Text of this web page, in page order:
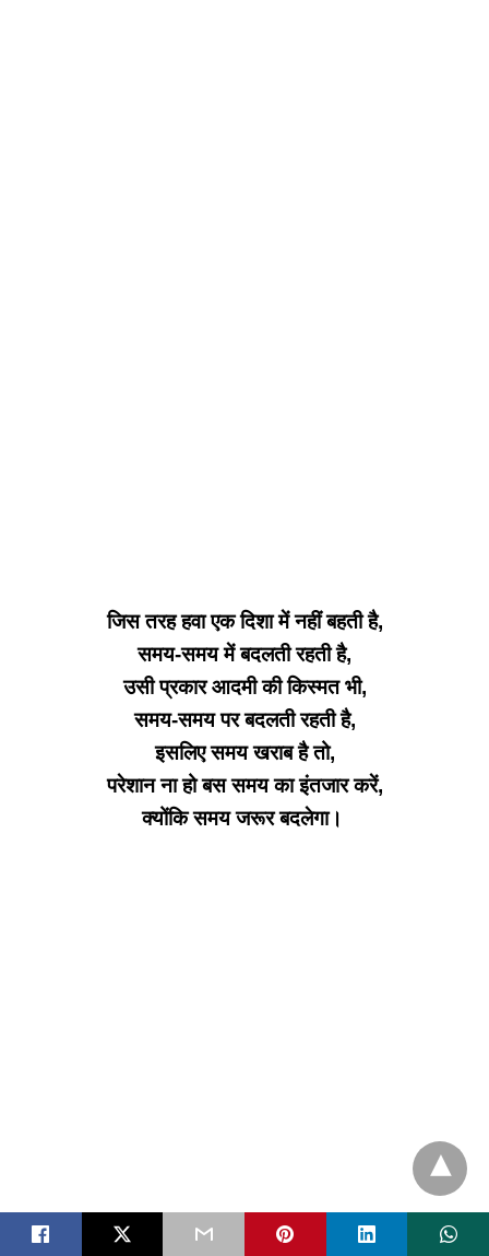
जिस तरह हवा एक दिशा में नहीं बहती है,
समय-समय में बदलती रहती है,
उसी प्रकार आदमी की किस्मत भी,
समय-समय पर बदलती रहती है,
इसलिए समय खराब है तो,
परेशान ना हो बस समय का इंतजार करें,
क्योंकि समय जरूर बदलेगा।